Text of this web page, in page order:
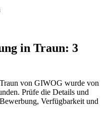
in Traun: 3
von GIWOG wurde von
Prüfe die Details und
Verfügbarkeit und